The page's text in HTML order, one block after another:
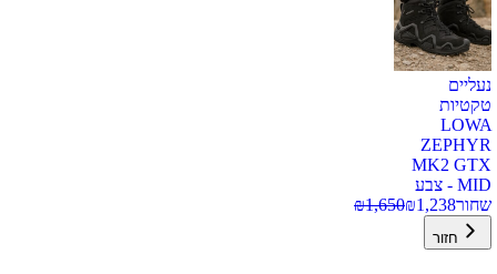
נעליים
טקטיות
LOWA
ZEPHYR
MK2 GTX
MID - צבע
שחור
₪1,238
₪1,650
חזור